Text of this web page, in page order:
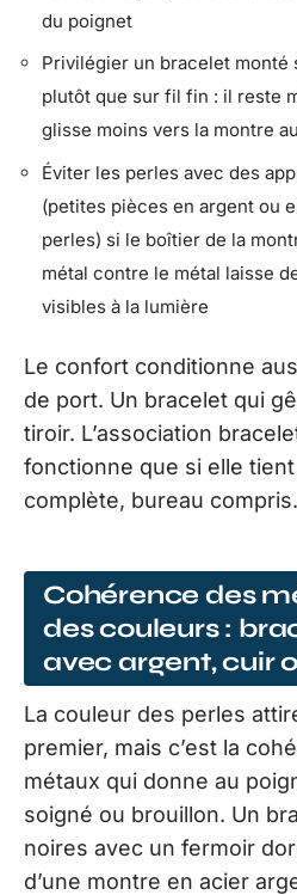
du poignet
Privilégier un bracelet monté
plutôt que sur fil fin : il reste
glisse moins vers la montre
Éviter les perles avec des
(petites pièces en argent ou
perles) si le boîtier de la
métal contre le métal laisse
visibles à la lumière
Le confort conditionne
de port. Un bracelet qui
tiroir. L’association
fonctionne que si elle
complète, bureau compris.
Cohérence des
des couleurs :
avec argent, cuir
La couleur des perles
premier, mais c’est la
métaux qui donne au
soigné ou brouillon. Un
noires avec un fermoir
d’une montre en acier